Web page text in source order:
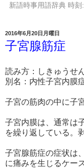
新語時事用語辞典 時刻:
2016年6月20日月曜日
子宮腺筋症
読み方：しきゅうせ
別名：内性子宮内膜
子宮の筋肉の中に子
子宮内膜は、通常は
を繰り返している。
子宮腺筋症の症状は
に痛みを生じるケー